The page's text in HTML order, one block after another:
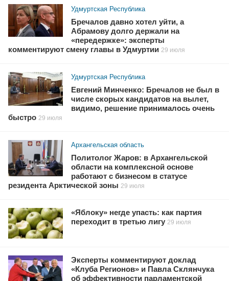
Удмуртская Республика
Бречалов давно хотел уйти, а
Абрамову долго держали на
«передержке»: эксперты
комментируют смену главы в Удмуртии 29 июля
Удмуртская Республика
Евгений Минченко: Бречалов не был в
числе скорых кандидатов на вылет,
видимо, решение принималось очень
быстро 29 июля
Архангельская область
Политолог Жаров: в Архангельской
области на комплексной основе
работают с бизнесом в статусе
резидента Арктической зоны 29 июля
«Яблоку» негде упасть: как партия
переходит в третью лигу 29 июля
Эксперты комментируют доклад
«Клуба Регионов» и Павла Склянчука
об эффективности парламентской